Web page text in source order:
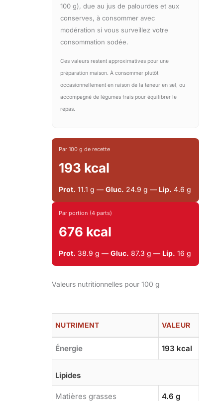
100 g), due au jus de palourdes et aux
conserves, à consommer avec
modération si vous surveillez votre
consommation sodée.
Ces valeurs restent approximatives pour une
préparation maison. À consommer plutôt
occasionnellement en raison de la teneur en sel, ou
accompagné de légumes frais pour équilibrer le
repas.
Par 100 g de recette
193 kcal
Prot. 11.1 g — Gluc. 24.9 g — Lip. 4.6 g
Par portion (4 parts)
676 kcal
Prot. 38.9 g — Gluc. 87.3 g — Lip. 16 g
Valeurs nutritionnelles pour 100 g
NUTRIMENT VALEUR
Énergie 193 kcal
Lipides
Matières grasses 4.6 g